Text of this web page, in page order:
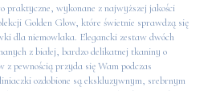
praktyczne, wykonane z najwyższej jakości
Golden Glow, które świetnie sprawdzą się
dla niemowlaka. Elegancki zestaw dwóch
z białej, bardzo delikatnej tkaniny o
pewnością przyda się Wam podczas
ozdobione są ekskluzywnym, srebrnym